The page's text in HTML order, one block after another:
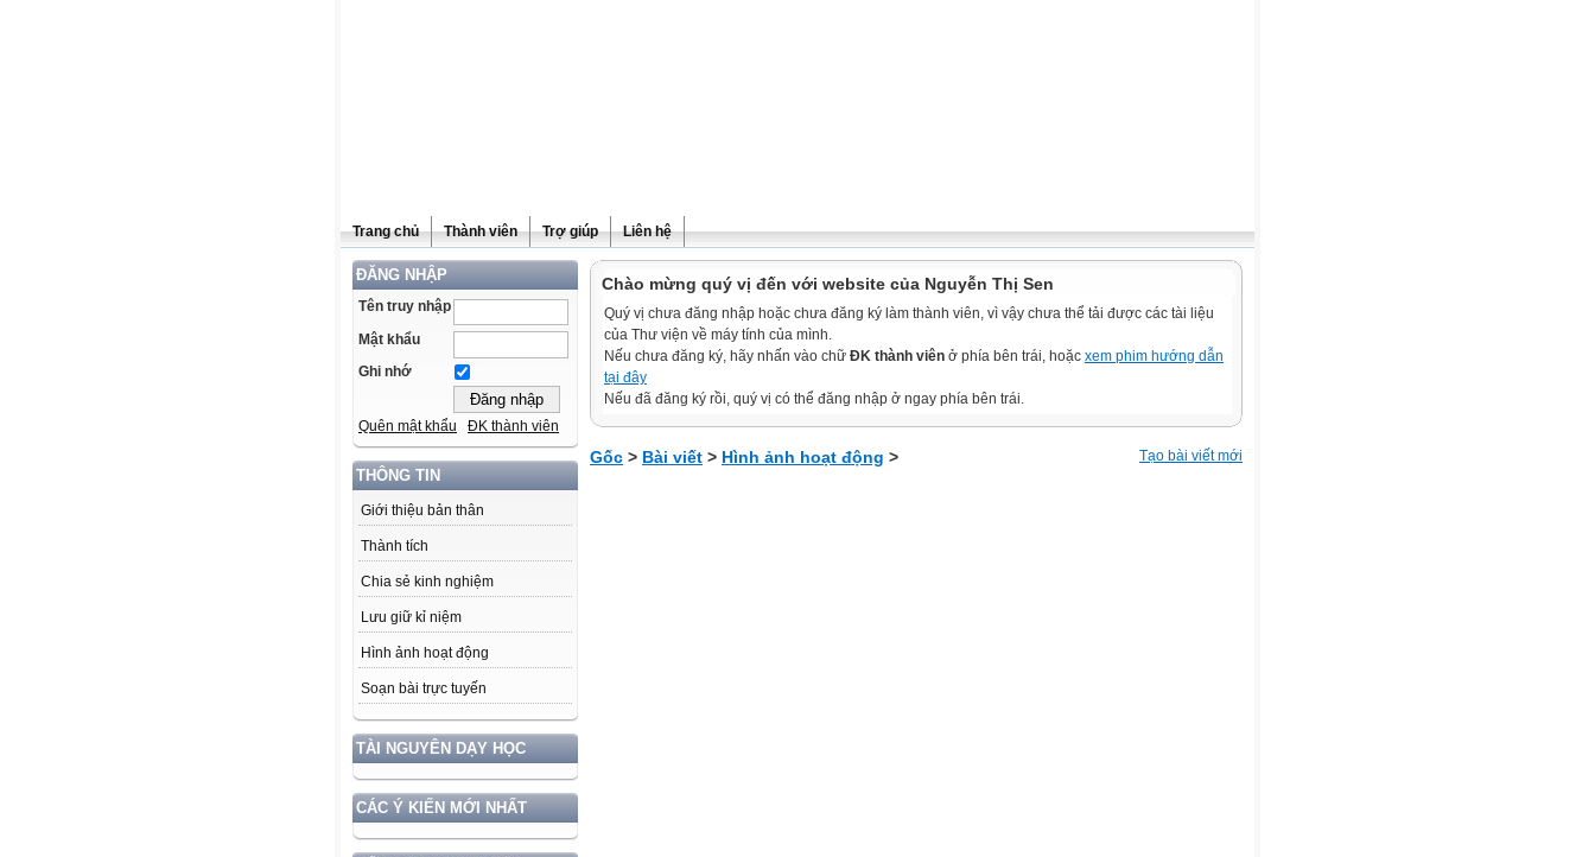
Trang chủ Thành viên Trợ giúp Liên hệ
ĐĂNG NHẬP
Tên truy nhập
Mật khẩu
Ghi nhớ
Quên mật khẩu ĐK thành viên
THÔNG TIN
Giới thiệu bản thân
Thành tích
Chia sẻ kinh nghiệm
Lưu giữ kỉ niệm
Hình ảnh hoạt động
Soạn bài trực tuyến
TÀI NGUYÊN DẠY HỌC
CÁC Ý KIẾN MỚI NHẤT
Chào mừng quý vị đến với website của Nguyễn Thị Sen
Quý vị chưa đăng nhập hoặc chưa đăng ký làm thành viên, vì vậy chưa thể tải được các tài liệu
của Thư viện về máy tính của mình.
Nếu chưa đăng ký, hãy nhấn vào chữ ĐK thành viên ở phía bên trái, hoặc xem phim hướng dẫn
tại đây
Nếu đã đăng ký rồi, quý vị có thể đăng nhập ở ngay phía bên trái.
Gốc > Bài viết > Hình ảnh hoạt động > Tạo bài viết mới